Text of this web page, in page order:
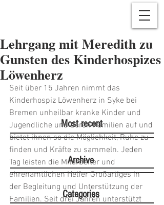
Most recent
Archive
Categories
Lehrgang mit Meredith zu
Gunsten des Kinderhospizes
Löwenherz
Seit über 15 Jahren nimmt das
Kinderhospiz Löwenherz in Syke bei
Bremen unheilbar kranke Kinder und
Jugendliche und deren Familien auf und
bietet ihnen so die Möglichkeit, Ruhe zu
finden und Kräfte zu sammeln. Jeden
Tag leisten die Mitarbeiter und
ehrenamtlichen Helfer Großartiges in
der Begleitung und Unterstützung der
Familien. Seit drei Jahren unterstützt